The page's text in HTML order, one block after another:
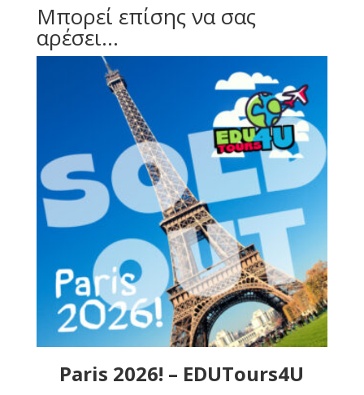
Μπορεί επίσης να σας
αρέσει…
Paris 2026! – EDUTours4U